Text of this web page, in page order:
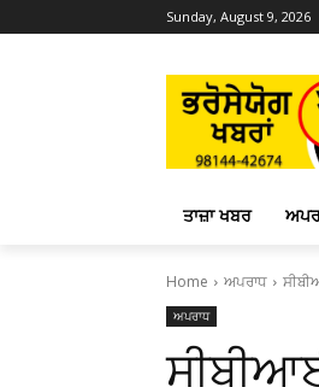
Sunday, August 9, 2026
ਤਾਜ਼ਾ ਖਬਰ
Home ਅਪਰਾਧ
ਅਪਰਾਧ